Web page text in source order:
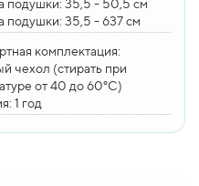
подушки: 35,5 - 50,5 см
подушки: 35,5 - 637 см
комплектация:
чехол (стирать при
от 40 до 60°C)
1 год